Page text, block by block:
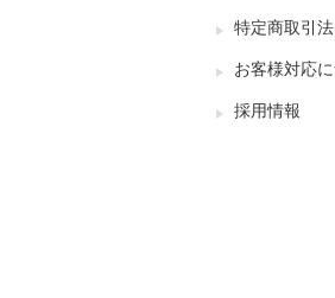
特定商取引
お客様対応
採用情報